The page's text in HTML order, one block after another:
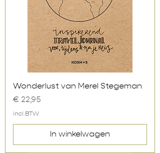
Wonderlust van Merel Stegeman
Prijs
€ 22,95
incl.BTW
In winkelwagen